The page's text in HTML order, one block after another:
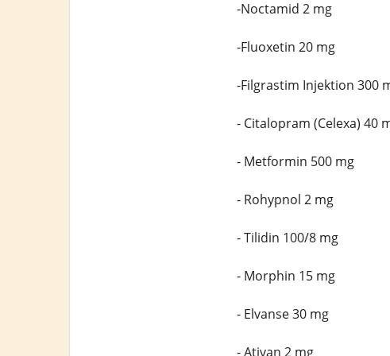
-Noctamid 2 mg
-Fluoxetin 20 mg
-Filgrastim Injektion 300
- Citalopram (Celexa) 40
- Metformin 500 mg
- Rohypnol 2 mg
- Tilidin 100/8 mg
- Morphin 15 mg
- Elvanse 30 mg
- Ativan 2 mg